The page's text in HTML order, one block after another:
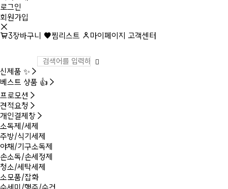
로그인
회원가입
3장바구니 찜리스트 마이페이지 고객센터
신제품 ✨
베스트 상품 👍
프로모션
견적요청
개인결제창
소독제/세제
주방/식기세제
야채/기구소독제
손소독/손세정제
청소/세탁세제
소모품/잡화